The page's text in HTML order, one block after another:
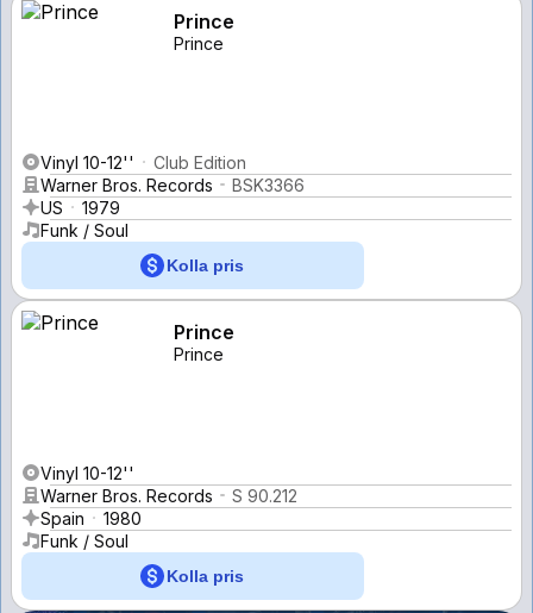
Prince
Prince
Vinyl 10-12''
Club Edition
Warner Bros. Records
BSK3366
US
1979
Funk / Soul
Kolla pris
Prince
Prince
Vinyl 10-12''
Warner Bros. Records
S 90.212
Spain
1980
Funk / Soul
Kolla pris